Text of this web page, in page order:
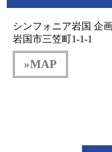
シンフォニア岩国 企
岩国市三笠町1-1-1
»MAP